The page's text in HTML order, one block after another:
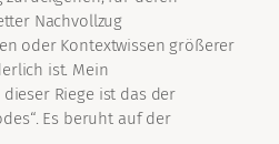
Nachvollzug
oder Kontextwissen größerer
ist. Mein
Riege ist das der
Es beruht auf der